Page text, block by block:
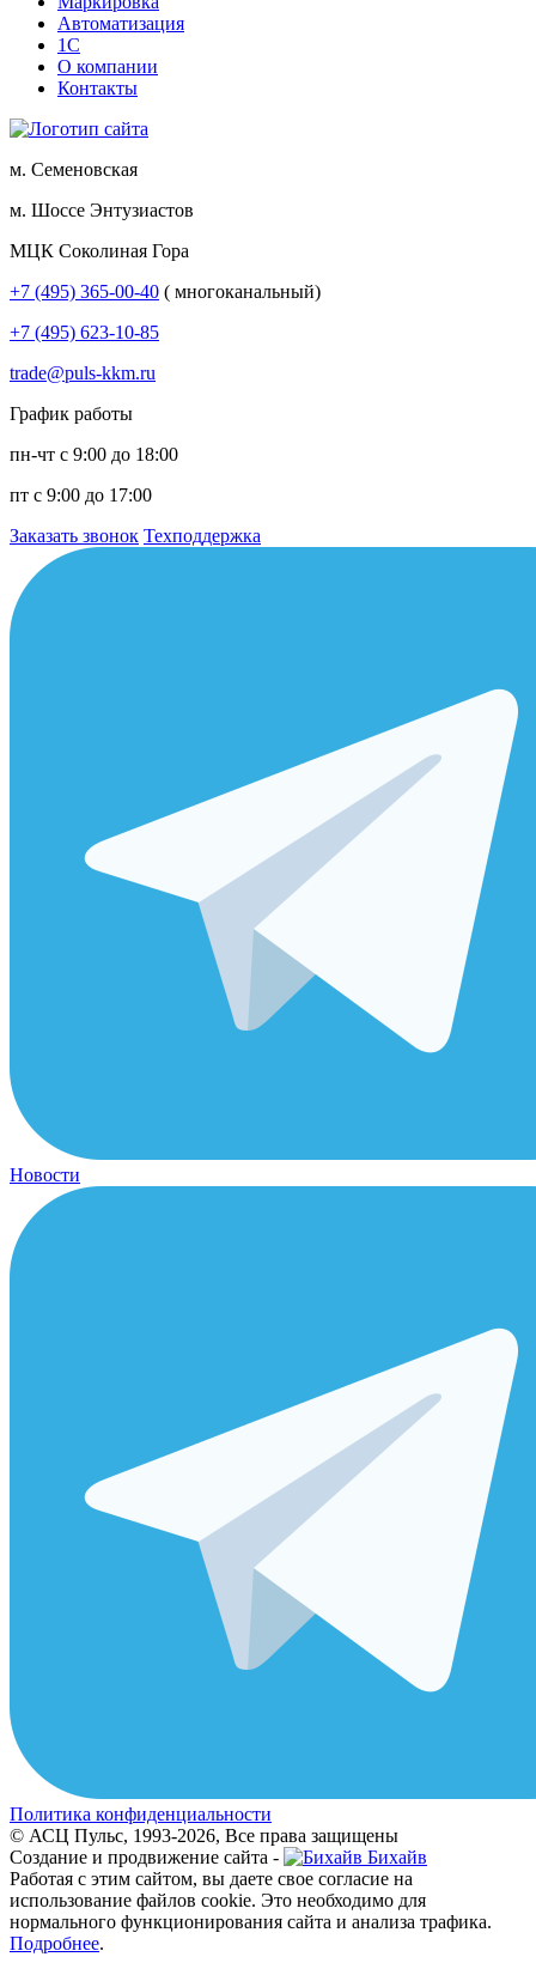
Автоматизация
1С
О компании
Контакты
м. Семеновская
м. Шоссе Энтузиастов
МЦК Соколиная Гора
+7 (495) 365-00-40 ( многоканальный)
+7 (495) 623-10-85
trade@puls-kkm.ru
График работы
пн-чт с 9:00 до 18:00
пт с 9:00 до 17:00
Заказать звонок Техподдержка
Новости
Политика конфиденциальности
© АСЦ Пульс, 1993-2026, Все права защищены
Создание и продвижение сайта -
Бихайв
Работая с этим сайтом, вы даете свое согласие на
использование файлов cookie. Это необходимо для
нормального функционирования сайта и анализа трафика.
Подробнее.